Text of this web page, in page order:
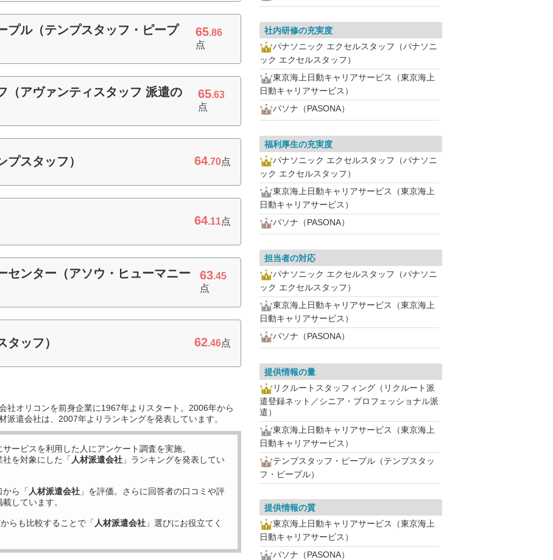
プル（テンプスタッフ・ピープ
65.86
点
（アヴァンティスタッフ 派遣の
65.63
点
プスタッフ） 64.70点
64.11点
センター（アソウ・ヒューマニー
63.45
点
タッフ） 62.46点
社オリコンを前身企業に1967年よりスタート。2006年から
派遣会社は、2007年よりランキングを発表しています。
ービスを利用した 人にアンケート調査を実施。
社を対象にした「 人材派遣会社 」ランキングを発表してい
から「 人材派遣会社 」を評価。さらに回答者の口コミや評
しています。
らも比較することで「 人材派遣会社 」選びにお役立てく
社内研修の充実度
パナソニック エクセルスタッフ（パナソニ
ック エクセルスタッフ）
東京海上日動キャリアサービス（東京海上
日動キャリアサービス）
パソナ（PASONA）
福利厚生の充実度
パナソニック エクセルスタッフ（パナソニ
ック エクセルスタッフ）
東京海上日動キャリアサービス（東京海上
日動キャリアサービス）
パソナ（PASONA）
担当者の対応
パナソニック エクセルスタッフ（パナソニ
ック エクセルスタッフ）
東京海上日動キャリアサービス（東京海上
日動キャリアサービス）
パソナ（PASONA）
提供情報の量
リクルートスタッフィング（リクルート派
遣登録ネット／シニア・プロフェッショナル派
遣）
東京海上日動キャリアサービス（東京海上
日動キャリアサービス）
テンプスタッフ・ピープル（テンプスタッ
フ・ピープル）
提供情報の質
東京海上日動キャリアサービス（東京海上
日動キャリアサービス）
パソナ（PASONA）